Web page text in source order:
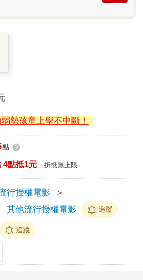
勢孩童上學不中斷！
點 ?
4點抵1元 折抵無上限
行授權電影
＞
其他流行授權電影 追蹤
追蹤